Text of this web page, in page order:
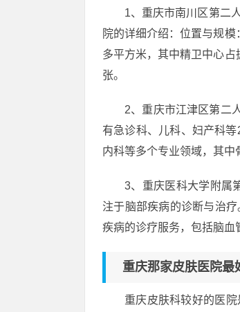
1、重庆市南川区第二
院的详细介绍：位置与规
多平方米，其中精卫中心
张。
2、重庆市江津区第二
有急诊科、儿科、妇产科
内科等多个专业领域，其中
3、重庆医科大学附属
注于脑部疾病的诊断与治
疾病的诊疗服务，包括脑血
重庆那家皮肤医院最
重庆皮肤科较好的医